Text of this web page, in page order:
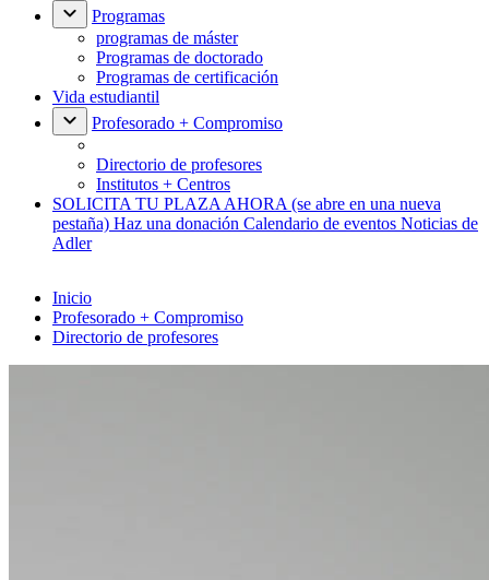
Programas
programas de máster
Programas de doctorado
Programas de certificación
Vida estudiantil
Profesorado + Compromiso
Directorio de profesores
Institutos + Centros
SOLICITA TU PLAZA AHORA (se abre en una nueva
pestaña) Haz una donación Calendario de eventos Noticias de
Adler
Inicio
Profesorado + Compromiso
Directorio de profesores